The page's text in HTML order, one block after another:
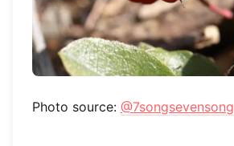
Photo source: @7songsevensong